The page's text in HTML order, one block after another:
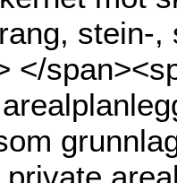
stein-
</